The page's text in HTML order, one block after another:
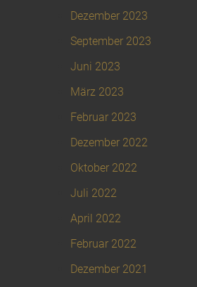
Dezember 2023
September 2023
Juni 2023
März 2023
Februar 2023
Dezember 2022
Oktober 2022
Juli 2022
April 2022
Februar 2022
Dezember 2021